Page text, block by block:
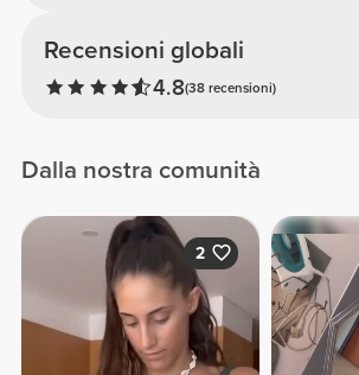
Recensioni globali
4.8(38 recensioni)
Dalla nostra comunità
2